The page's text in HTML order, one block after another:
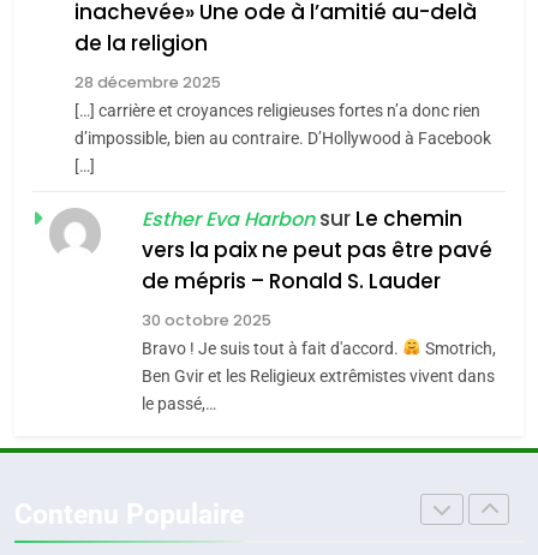
l’alliance pourrait
s’étendre à 13 pays
d’Amérique latine
ISRAÉL JUDAISME
2025, l’année la plus
meurtrière selon le
rapport d’ADL contre
l’antisémitisme
FRANCE ISRAÉL
FIÈRE, DIGNE ET RÉSILIENTE :
POURQUOI JE REVENDIQUE
CE QUI NOUS MANQUE –
inachevée» Une ode à l’amitié au-delà
de la religion
28 décembre 2025
[…] carrière et croyances religieuses fortes n’a donc rien
d’impossible, bien au contraire. D’Hollywood à Facebook
[…]
Esther Eva Harbonsur Le chemin
vers la paix ne peut pas être pavé
de mépris – Ronald S. Lauder
30 octobre 2025
Bravo ! Je suis tout à fait d'accord.
Smotrich,
Ben Gvir et les Religieux extrêmistes vivent dans
le passé,…
Jacques Hadida
JUDAISME
Maroc : Les amandes de
Azilal consacrés produits
du terroir
DAFINA MAROC
Oeil ravageur – Vanessa De
Loya Stauber
CINEMA ISRAÉL
«Tu dis génocide, je dis
guerre»: La nouvelle
chanson de Boy George